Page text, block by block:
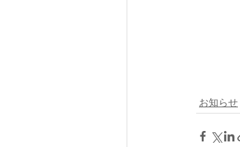
お知らせ